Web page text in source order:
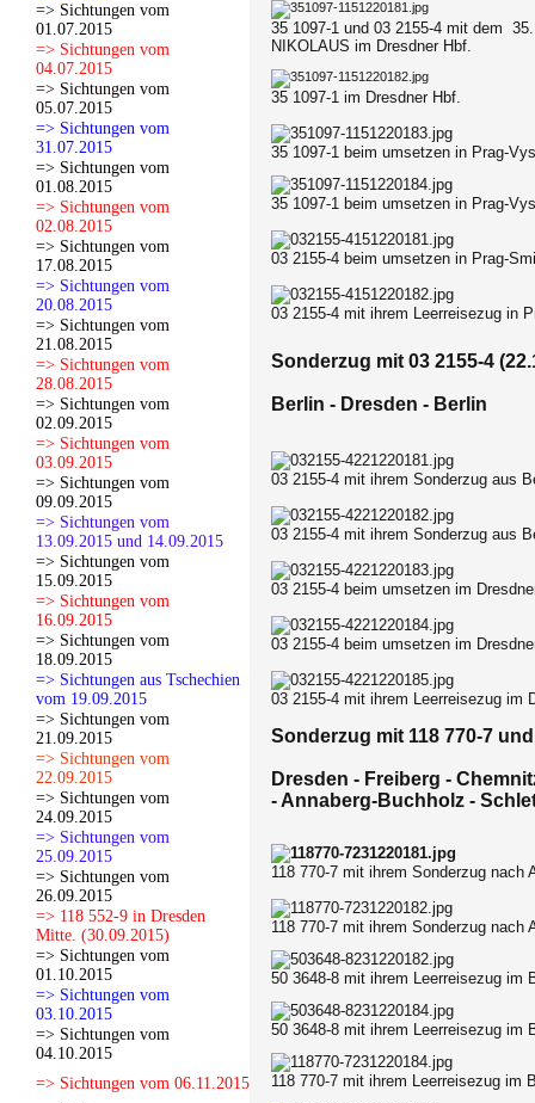
=> Sichtungen vom
01.07.2015
=> Sichtungen vom
04.07.2015
=> Sichtungen vom
05.07.2015
=> Sichtungen vom
31.07.2015
=> Sichtungen vom
01.08.2015
=> Sichtungen vom
02.08.2015
=> Sichtungen vom
17.08.2015
=> Sichtungen vom
20.08.2015
=> Sichtungen vom
21.08.2015
=> Sichtungen vom
28.08.2015
=> Sichtungen vom
02.09.2015
=> Sichtungen vom
03.09.2015
=> Sichtungen vom
09.09.2015
=> Sichtungen vom
13.09.2015 und 14.09.2015
=> Sichtungen vom
15.09.2015
=> Sichtungen vom
16.09.2015
=> Sichtungen vom
18.09.2015
=> Sichtungen aus Tschechien
vom 19.09.2015
=> Sichtungen vom
21.09.2015
=> Sichtungen vom
22.09.2015
=> Sichtungen vom
24.09.2015
=> Sichtungen vom
25.09.2015
=> Sichtungen vom
26.09.2015
=> 118 552-9 in Dresden
Mitte. (30.09.2015)
=> Sichtungen vom
01.10.2015
=> Sichtungen vom
03.10.2015
=> Sichtungen vom
04.10.2015
=> Sichtungen vom 06.11.2015
35 1097-1 und 03 2155-4 mit dem
NIKOLAUS im Dresdner Hbf.
35 1097-1 im Dresdner Hbf.
35 1097-1 beim umsetzen in Prag-
35 1097-1 beim umsetzen in Prag-
03 2155-4 beim umsetzen in Prag-
03 2155-4 mit ihrem Leerreisezug in
Sonderzug mit 03 2155-4
Berlin - Dresden - Berlin
03 2155-4 mit ihrem Sonderzug aus
03 2155-4 mit ihrem Sonderzug aus
03 2155-4 beim umsetzen im
03 2155-4 beim umsetzen im
03 2155-4 mit ihrem Leerreisezug im
Sonderzug mit 118 770-7
Dresden - Freiberg -
- Annaberg-Buchholz -
118 770-7 mit ihrem Sonderzug nach
118 770-7 mit ihrem Sonderzug nach
50 3648-8 mit ihrem Leerreisezug im
50 3648-8 mit ihrem Leerreisezug im
118 770-7 mit ihrem Leerreisezug im